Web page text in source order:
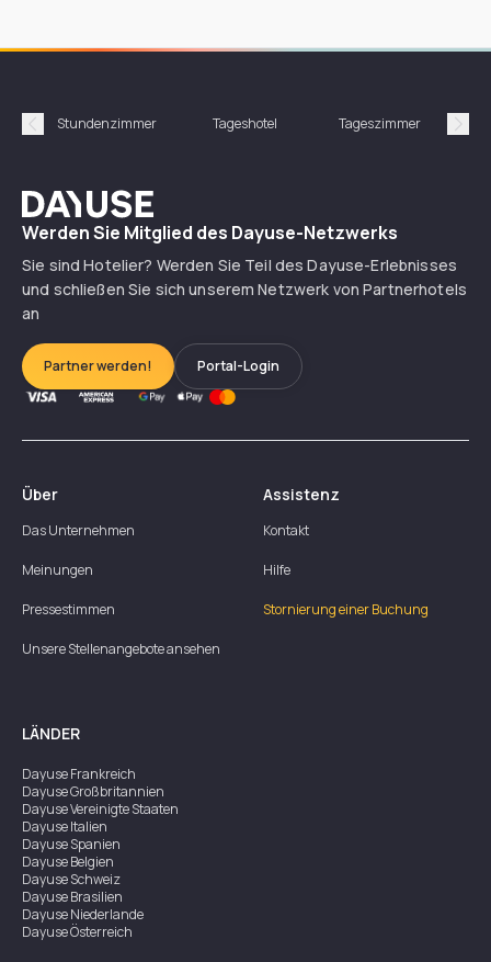
Précédent
Stundenzimmer Tageshotel Tageszimmer
Dayuse
Werden Sie Mitglied des Dayuse-Netzwerks
Sie sind Hotelier? Werden Sie Teil des Dayuse-Erlebnisses
und schließen Sie sich unserem Netzwerk von Partnerhotels
an
Partner werden! Portal-Login
Über
Das Unternehmen
Meinungen
Pressestimmen
Unsere Stellenangebote ansehen
Assistenz
Kontakt
Hilfe
Stornierung einer Buchung
LÄNDER
DayuseFrankreich
DayuseGroßbritannien
DayuseVereinigte Staaten
DayuseItalien
DayuseSpanien
DayuseBelgien
DayuseSchweiz
DayuseBrasilien
DayuseNiederlande
DayuseÖsterreich